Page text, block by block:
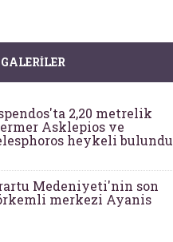
2,20 metrelik
Asklepios ve
heykeli bulundu
Medeniyeti'nin son
merkezi Ayanis